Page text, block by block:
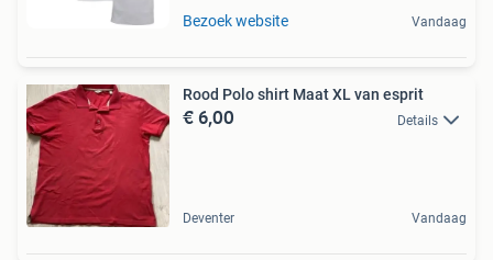
Bezoek website Vandaag
Rood Polo shirt Maat XL van esprit
€ 6,00 Details
Deventer Vandaag